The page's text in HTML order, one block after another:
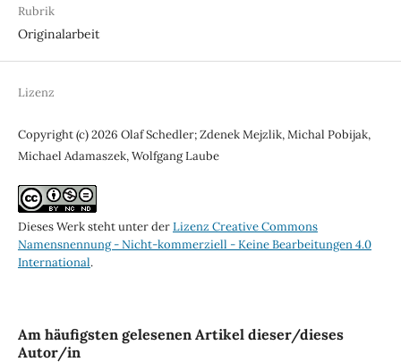
Rubrik
Originalarbeit
Lizenz
Copyright (c) 2026 Olaf Schedler; Zdenek Mejzlik, Michal Pobijak,
Michael Adamaszek, Wolfgang Laube
Dieses Werk steht unter derLizenz Creative Commons
Namensnennung - Nicht-kommerziell - Keine Bearbeitungen 4.0
International.
Am häufigsten gelesenen Artikel dieser/dieses
Autor/in